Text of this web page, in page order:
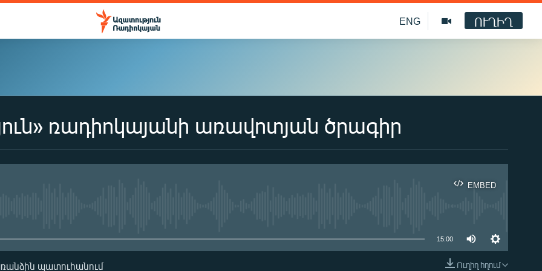
ENG ՈՒՂԻՂ
ռադիոկայանի առավոտյան ծրագիր
EMBED
15:00
Ուղիղ հղում
պատուհանում